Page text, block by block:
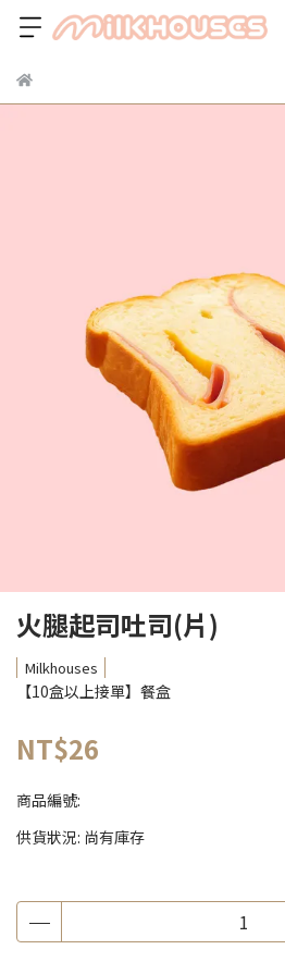
火腿起司吐司(片)
Milkhouses
【10盒以上接單】餐盒
NT$26
商品編號:
供貨狀況: 尚有庫存